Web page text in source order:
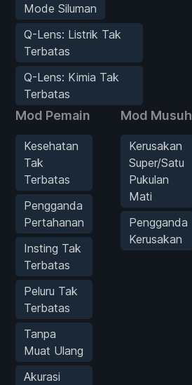
Mode Siluman
Q-Lens: Listrik Tak
Terbatas
Q-Lens: Kimia Tak
Terbatas
Mod Pemain
Kesehatan
Tak
Terbatas
Pengganda
Pertahanan
Insting Tak
Terbatas
Peluru Tak
Terbatas
Tanpa
Muat Ulang
Akurasi
Mod Musuh
Kerusakan
Super/Satu
Pukulan
Mati
Pengganda
Kerusakan